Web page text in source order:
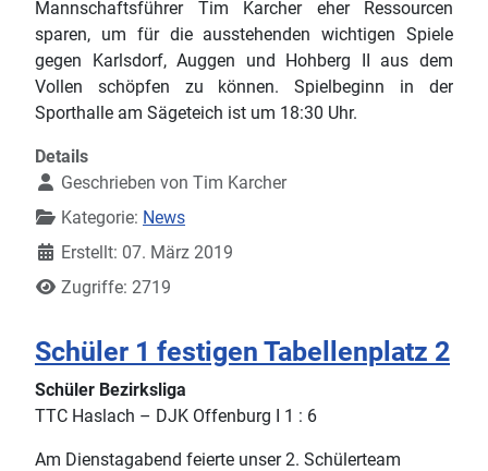
Mannschaftsführer Tim Karcher eher Ressourcen
sparen, um für die ausstehenden wichtigen Spiele
gegen Karlsdorf, Auggen und Hohberg II aus dem
Vollen schöpfen zu können. Spielbeginn in der
Sporthalle am Sägeteich ist um 18:30 Uhr.
Details
Geschrieben von Tim Karcher
Kategorie: News
Erstellt: 07. März 2019
Zugriffe: 2719
Schüler 1 festigen Tabellenplatz 2
Schüler Bezirksliga
TTC Haslach – DJK Offenburg I 1 : 6
Am Dienstagabend feierte unser 2. Schülerteam